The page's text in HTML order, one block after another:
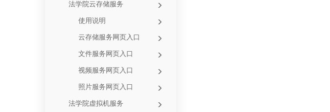
法学院云存储服务
使用说明
云存储服务网页入口
文件服务网页入口
视频服务网页入口
照片服务网页入口
法学院虚拟机服务